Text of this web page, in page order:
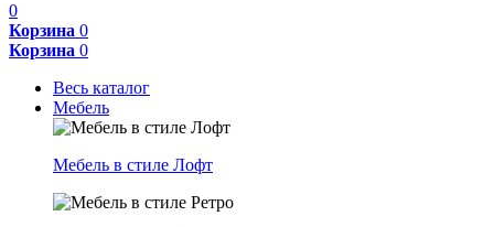
0
Корзина 0
Корзина 0
Весь каталог
Мебель
Мебель в стиле Лофт